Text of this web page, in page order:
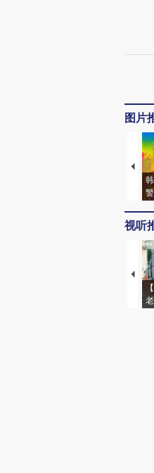
图片
视听